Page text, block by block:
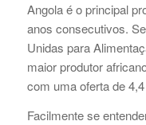
Angola é o principal
anos consecutivos.
Unidas para
maior produtor
com uma oferta de
Facilmente se